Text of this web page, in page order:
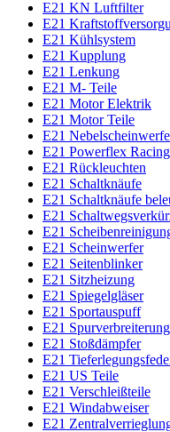
E21 KN Luftfilter
E21
E21 Kühlsystem
E21 Kupplung
E21 Lenkung
E21 M- Teile
E21 Motor Elektrik
E21 Motor Teile
E21
E21 Powerflex Racing
E21 Rückleuchten
E21 Schaltknäufe
E21 Schaltknäufe
E21
E21
E21 Scheinwerfer
E21 Seitenblinker
E21 Sitzheizung
E21 Spiegelgläser
E21 Sportauspuff
E21
E21 Stoßdämpfer
E21
E21 US Teile
E21 Verschleißteile
E21 Windabweiser
E21